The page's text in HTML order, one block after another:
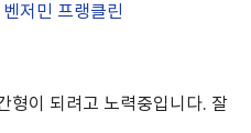
저민 프랭클린
형이 되려고 노력중입니다. 잘